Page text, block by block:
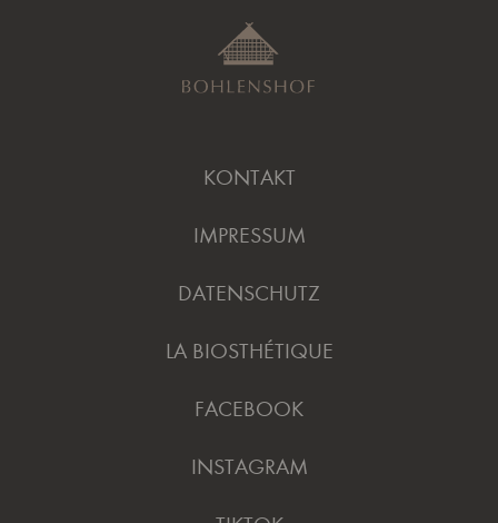
KONTAKT
IMPRESSUM
DATENSCHUTZ
LA BIOSTHÉTIQUE
FACEBOOK
INSTAGRAM